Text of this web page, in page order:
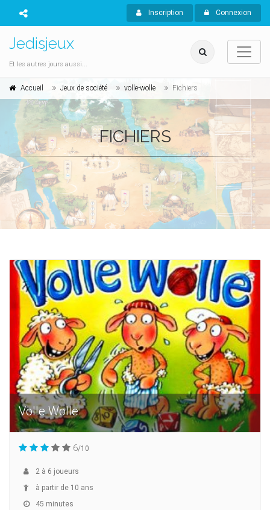
Inscription Connexion
Jedisjeux
Et les autres jours aussi...
Accueil Jeux de société volle-wolle Fichiers
FICHIERS
Volle Wolle
6/10
2 à 6 joueurs
à partir de 10 ans
45 minutes